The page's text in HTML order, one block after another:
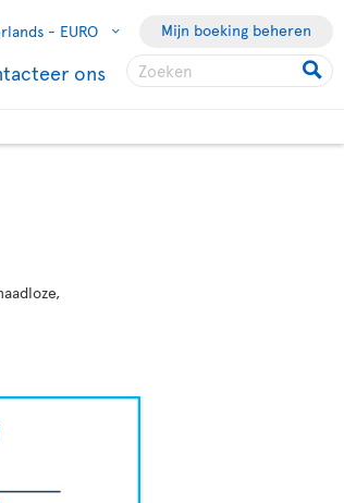
- EURO Mijn boeking beheren
ons